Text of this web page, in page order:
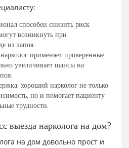
способен снизить риск
возникнуть при
из запоя.
применяет проверенные
увеличивает шансы на
хороший нарколог не только
но и помогает пациенту
трудности.
выезда нарколога на дом?
на дом довольно прост и